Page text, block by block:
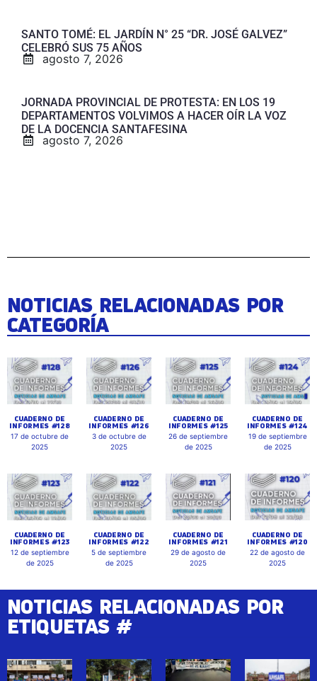
SANTO TOMÉ: EL JARDÍN N° 25 “DR. JOSÉ GALVEZ”
CELEBRÓ SUS 75 AÑOS
agosto 7, 2026
JORNADA PROVINCIAL DE PROTESTA: EN LOS 19
DEPARTAMENTOS VOLVIMOS A HACER OÍR LA VOZ
DE LA DOCENCIA SANTAFESINA
agosto 7, 2026
NOTICIAS RELACIONADAS POR
CATEGORÍA
CUADERNO DE
INFORMES #128
17 de octubre de
2025
CUADERNO DE
INFORMES #126
3 de octubre de
2025
CUADERNO DE
INFORMES #125
26 de septiembre
de 2025
CUADERNO DE
INFORMES #124
19 de septiembre
de 2025
CUADERNO DE
INFORMES #123
12 de septiembre
de 2025
CUADERNO DE
INFORMES #122
5 de septiembre
de 2025
CUADERNO DE
INFORMES #121
29 de agosto de
2025
CUADERNO DE
INFORMES #120
22 de agosto de
2025
NOTICIAS RELACIONADAS POR
ETIQUETAS #